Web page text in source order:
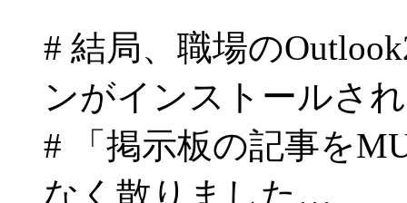
# 結局、職場の
ンがインストールさ
# 「掲示板の記事を
なく散りました…